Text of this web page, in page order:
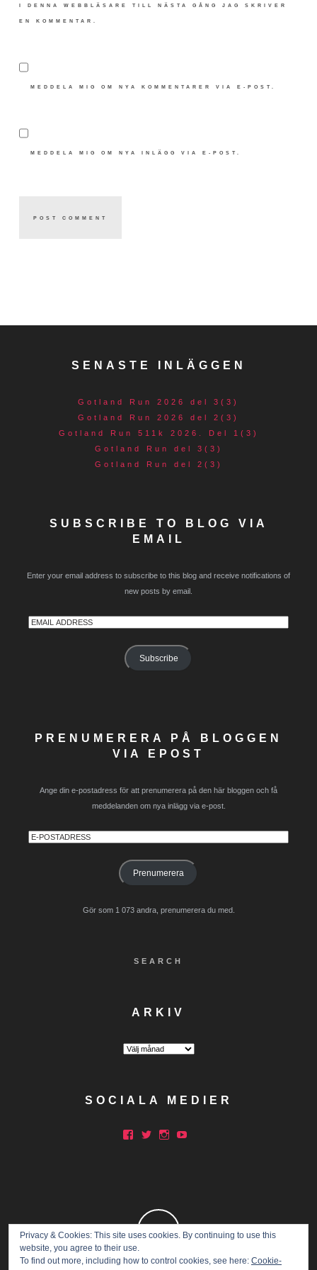
I DENNA WEBBLÄSARE TILL NÄSTA GÅNG JAG SKRIVER
EN KOMMENTAR.
MEDDELA MIG OM NYA KOMMENTARER VIA E-POST.
MEDDELA MIG OM NYA INLÄGG VIA E-POST.
SENASTE INLÄGGEN
Gotland Run 2026 del 3(3)
Gotland Run 2026 del 2(3)
Gotland Run 511k 2026. Del 1(3)
Gotland Run del 3(3)
Gotland Run del 2(3)
SUBSCRIBE TO BLOG VIA
EMAIL
Enter your email address to subscribe to this blog and receive notifications of
new posts by email.
Email
Subscribe
PRENUMERERA PÅ BLOGGEN
VIA EPOST
Ange din e-postadress för att prenumerera på den här bloggen och få
meddelanden om nya inlägg via e-post.
E-
Prenumerera
Gör som 1 073 andra, prenumerera du med.
SEARCH
ARKIV
Arkiv
SOCIALA MEDIER
Facebook
Twitter
Instagram
Privacy & Cookies: This site uses cookies. By continuing to use this
website, you agree to their use.
To find out more, including how to control cookies, see here: Cookie-